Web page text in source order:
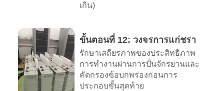
เกิน)
ขั้นตอนที่ 12: วงจรการแก่ชรา
รักษาเสถียรภาพของประสิทธิภาพ
การทำงานผ่านการปั่นจักรยานและ
คัดกรองข้อบกพร่องก่อนการ
ประกอบขั้นสุดท้าย